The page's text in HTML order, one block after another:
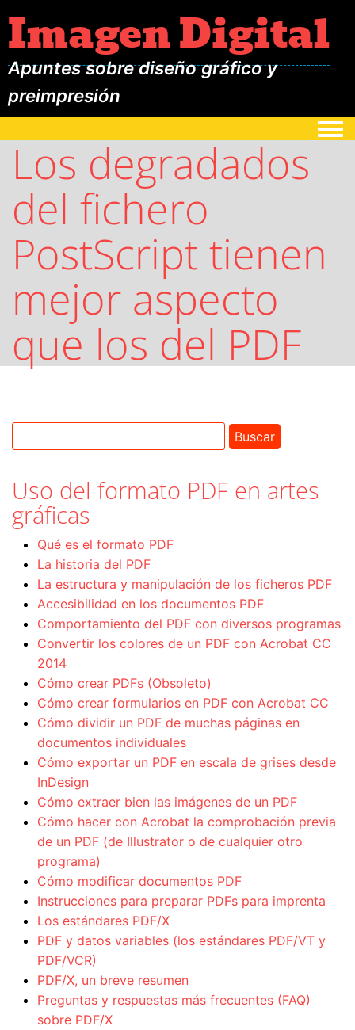
Imagen Digital
Apuntes sobre diseño gráfico y
preimpresión
Los degradados
del fichero
PostScript tienen
mejor aspecto
que los del PDF
Uso del formato PDF en artes
gráficas
Qué es el formato PDF
La historia del PDF
La estructura y manipulación de los ficheros PDF
Accesibilidad en los documentos PDF
Comportamiento del PDF con diversos programas
Convertir los colores de un PDF con Acrobat CC
2014
Cómo crear PDFs (Obsoleto)
Cómo crear formularios en PDF con Acrobat CC
Cómo dividir un PDF de muchas páginas en
documentos individuales
Cómo exportar un PDF en escala de grises desde
InDesign
Cómo extraer bien las imágenes de un PDF
Cómo hacer con Acrobat la comprobación previa
de un PDF (de Illustrator o de cualquier otro
programa)
Cómo modificar documentos PDF
Instrucciones para preparar PDFs para imprenta
Los estándares PDF/X
PDF y datos variables (los estándares PDF/VT y
PDF/VCR)
PDF/X, un breve resumen
Preguntas y respuestas más frecuentes (FAQ)
sobre PDF/X